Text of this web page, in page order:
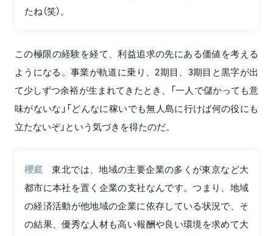
たね（笑）。
この極限の経験を経て、利益追求の先にある価値を考える
ようになる。事業が軌道に乗り、2期目、3期目と黒字が出
て少しずつ余裕が生まれてきたとき、「一人で儲かっても意
味がないな」「どんなに稼いでも無人島に行けば何の役にも
立たないぞ」という気づきを得たのだ。
櫻庭
東北では、地域の主要企業の多くが東京など大
都市に本社を置く企業の支社なんです。つまり、地域
の経済活動が他地域の企業に依存している状況で、そ
の結果、優秀な人材も高い報酬や良い環境を求めて大